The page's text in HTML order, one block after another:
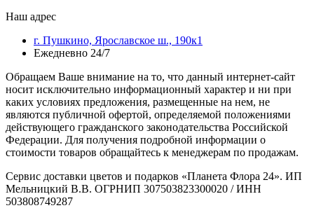
Наш адрес
г. Пушкино, Ярославское ш., 190к1
Ежедневно 24/7
Обращаем Ваше внимание на то, что данный интернет-сайт
носит исключительно информационный характер и ни при
каких условиях предложения, размещенные на нем, не
являются публичной офертой, определяемой положениями
действующего гражданского законодательства Российской
Федерации. Для получения подробной информации о
стоимости товаров обращайтесь к менеджерам по продажам.
Сервис доставки цветов и подарков «Планета Флора 24». ИП
Мельницкий В.В. ОГРНИП 307503823300020 / ИНН
503808749287